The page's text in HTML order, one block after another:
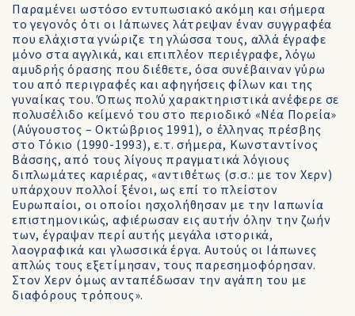
Παραμένει ωστόσο εντυπωσιακό ακόμη και σήμερα
το γεγονός ότι οι Ιάπωνες λάτρεψαν έναν συγγραφέα
που ελάχιστα γνώριζε τη γλώσσα τους, αλλά έγραφε
μόνο στα αγγλικά, και επιπλέον περιέγραφε, λόγω
αμυδρής όρασης που διέθετε, όσα συνέβαιναν γύρω
του από περιγραφές και αφηγήσεις φίλων και της
γυναίκας του. Όπως πολύ χαρακτηριστικά ανέφερε σε
πολυσέλιδο κείμενό του στο περιοδικό «Νέα Πορεία»
(Αύγουστος – Οκτώβριος 1991), ο έλληνας πρέσβης
στο Τόκιο (1990-1993), ε.τ. σήμερα, Κωνσταντίνος
Βάσσης, από τους λίγους πραγματικά λόγιους
διπλωμάτες καριέρας, «αντιθέτως (σ.σ.: με τον Χερν)
υπάρχουν πολλοί ξένοι, ως επί το πλείστον
Ευρωπαίοι, οι οποίοι ησχολήθησαν με την Ιαπωνία
επιστημονικώς, αφιέρωσαν εις αυτήν όλην την ζωήν
των, έγραψαν περί αυτής μεγάλα ιστορικά,
λαογραφικά και γλωσσικά έργα. Αυτούς οι Ιάπωνες
απλώς τους εξετίμησαν, τους παρεσημοφόρησαν.
Στον Χερν όμως ανταπέδωσαν την αγάπη του με
διαφόρους τρόπους».